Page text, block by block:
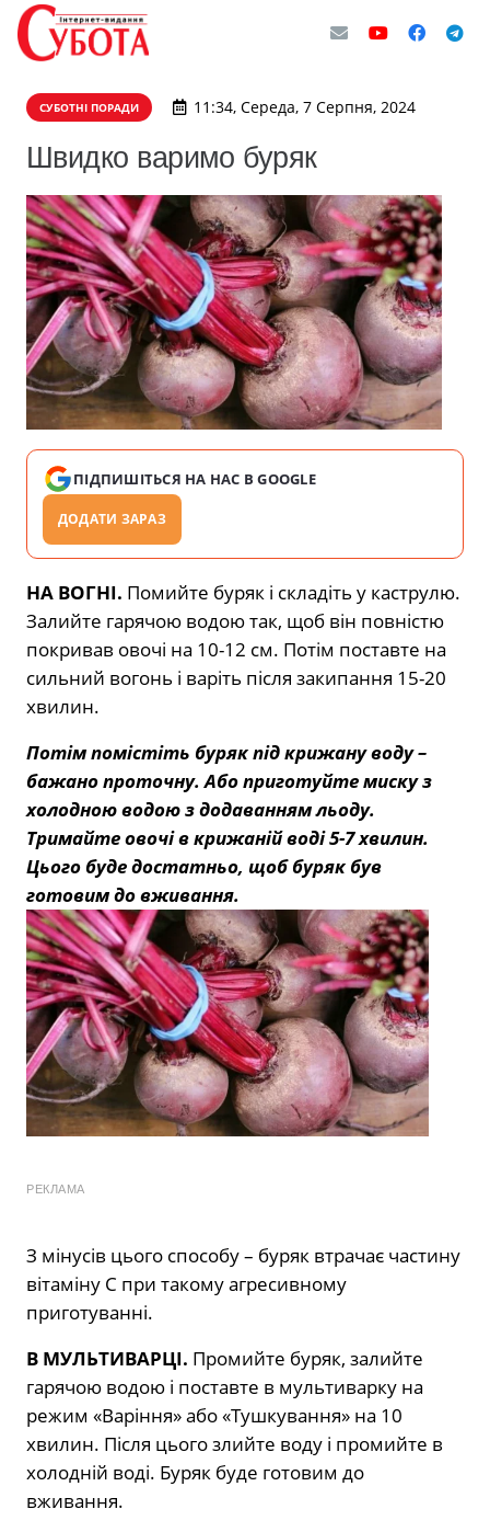
СУБОТНІ ПОРАДИ 11:34, Середа, 7 Серпня, 2024
Швидко варимо буряк
ПІДПИШІТЬСЯ НА НАС В GOOGLE
ДОДАТИ ЗАРАЗ
НА ВОГНІ. Помийте буряк і складіть у каструлю.
Залийте гарячою водою так, щоб він повністю
покривав овочі на 10-12 см. Потім поставте на
сильний вогонь і варіть після закипання 15-20
хвилин.
Потім помістіть буряк під крижану воду –
бажано проточну. Або приготуйте миску з
холодною водою з додаванням льоду.
Тримайте овочі в крижаній воді 5-7 хвилин.
Цього буде достатньо, щоб буряк був
готовим до вживання.
РЕКЛАМА
З мінусів цього способу – буряк втрачає частину
вітаміну С при такому агресивному
приготуванні.
В МУЛЬТИВАРЦІ. Промийте буряк, залийте
гарячою водою і поставте в мультиварку на
режим «Варіння» або «Тушкування» на 10
хвилин. Після цього злийте воду і промийте в
холодній воді. Буряк буде готовим до
вживання.